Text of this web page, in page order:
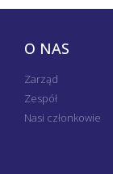
O NAS
Zarząd
Zespół
Nasi członkowie